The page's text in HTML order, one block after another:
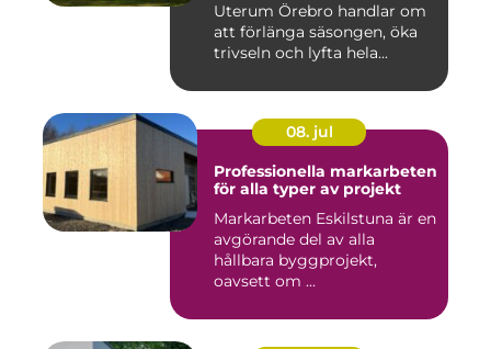
Uterum Örebro handlar om
att förlänga säsongen, öka
trivseln och lyfta hela...
08. jul
Professionella markarbeten
för alla typer av projekt
Markarbeten Eskilstuna är en
avgörande del av alla
hållbara byggprojekt,
oavsett om ...